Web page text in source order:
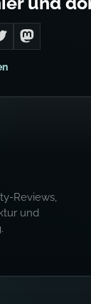
me on
me onme on
Follow me
Reviews,
und